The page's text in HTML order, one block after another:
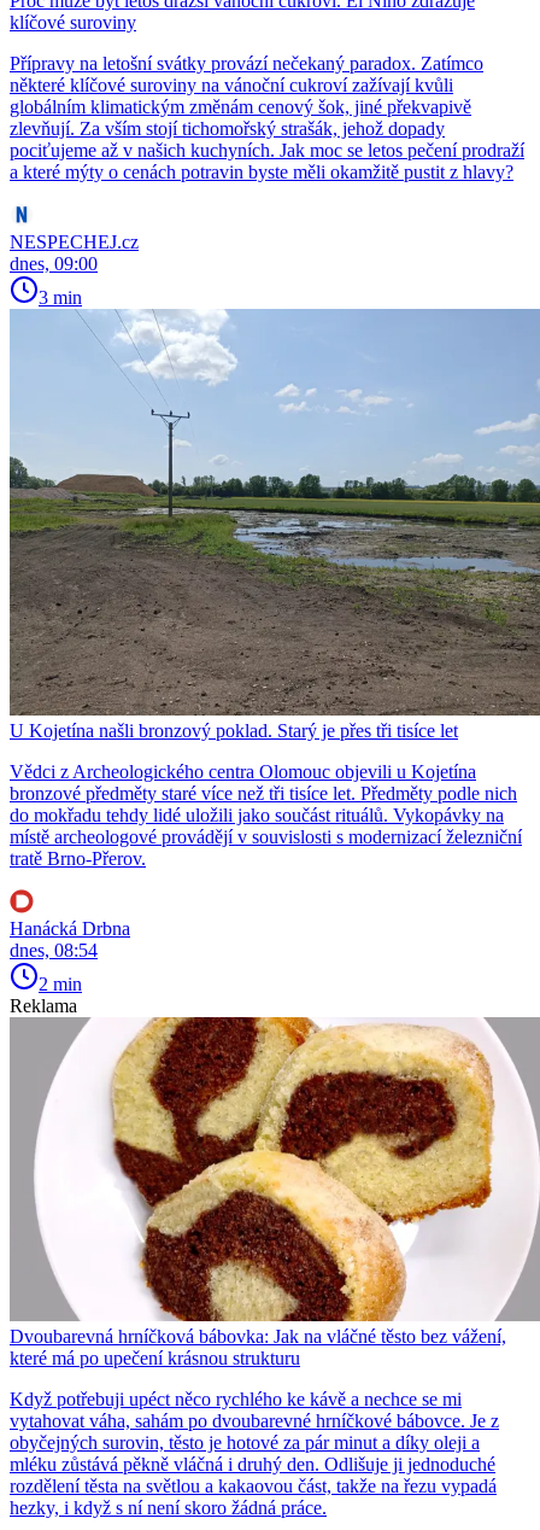
klíčové suroviny
Přípravy na letošní svátky provází nečekaný paradox. Zatímco
některé klíčové suroviny na vánoční cukroví zažívají kvůli
globálním klimatickým změnám cenový šok, jiné překvapivě
zlevňují. Za vším stojí tichomořský strašák, jehož dopady
pociťujeme až v našich kuchyních. Jak moc se letos pečení prodraží
a které mýty o cenách potravin byste měli okamžitě pustit z hlavy?
NESPECHEJ.cz
dnes, 09:00
3 min
U Kojetína našli bronzový poklad. Starý je přes tři tisíce let
Vědci z Archeologického centra Olomouc objevili u Kojetína
bronzové předměty staré více než tři tisíce let. Předměty podle nich
do mokřadu tehdy lidé uložili jako součást rituálů. Vykopávky na
místě archeologové provádějí v souvislosti s modernizací železniční
tratě Brno-Přerov.
Hanácká Drbna
dnes, 08:54
2 min
Reklama
Dvoubarevná hrníčková bábovka: Jak na vláčné těsto bez vážení,
které má po upečení krásnou strukturu
Když potřebuji upéct něco rychlého ke kávě a nechce se mi
vytahovat váha, sahám po dvoubarevné hrníčkové bábovce. Je z
obyčejných surovin, těsto je hotové za pár minut a díky oleji a
mléku zůstává pěkně vláčná i druhý den. Odlišuje ji jednoduché
rozdělení těsta na světlou a kakaovou část, takže na řezu vypadá
hezky, i když s ní není skoro žádná práce.